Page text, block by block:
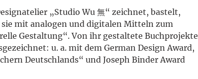
„Studio Wu 無“ zeichnet, bastelt,
mit analogen und digitalen Mitteln zum
Gestaltung“. Von ihr gestaltete Buchprojekte
u. a. mit dem German Design Award,
Deutschlands“ und Joseph Binder Award